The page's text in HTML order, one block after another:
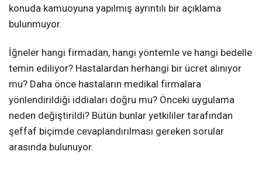
konuda kamuoyuna yapılmış ayrıntılı bir açıklama
bulunmuyor.
İğneler hangi firmadan, hangi yöntemle ve hangi bedelle
temin ediliyor? Hastalardan herhangi bir ücret alınıyor
mu? Daha önce hastaların medikal firmalara
yönlendirildiği iddiaları doğru mu? Önceki uygulama
neden değiştirildi? Bütün bunlar yetkililer tarafından
şeffaf biçimde cevaplandırılması gereken sorular
arasında bulunuyor.